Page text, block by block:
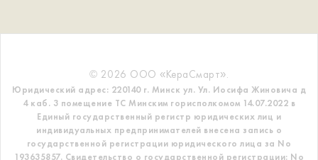
© 2026 ООО «КераСмарт».
Юридический адрес: 220140 г. Минск ул. Ул. Иосифа Жиновича д
4 каб. 3 помещение ТС Минским горисполкомом 14.07.2022 в
Единый государственный регистр юридических лиц и
индивидуальных предпринимателей внесена запись о
государственной регистрации юридического лица за No
193635857. Свидетельство о государственной регистрации: No